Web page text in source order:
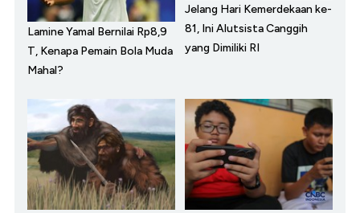
Lamine Yamal Bernilai Rp8,9
T, Kenapa Pemain Bola Muda
Mahal?
Jelang Hari Kemerdekaan ke-
81, Ini Alutsista Canggih
yang Dimiliki RI